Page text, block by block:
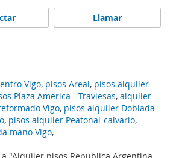
Llamar
Vigo, pisos Areal, pisos alquiler
Plaza America - Traviesas, alquiler
Vigo, pisos alquiler Doblada-
, pisos alquiler Peatonal-calvario,
mano Vigo,